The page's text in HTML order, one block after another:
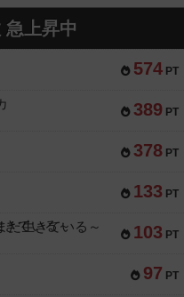
急上昇中
574 PT
389 PT
378 PT
133 PT
103 PT
生きている～
97 PT